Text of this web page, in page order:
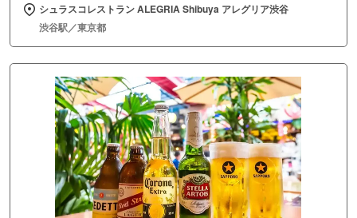
シュラスコレストラン ALEGRIA Shibuya アレグリア渋谷
渋谷駅／東京都